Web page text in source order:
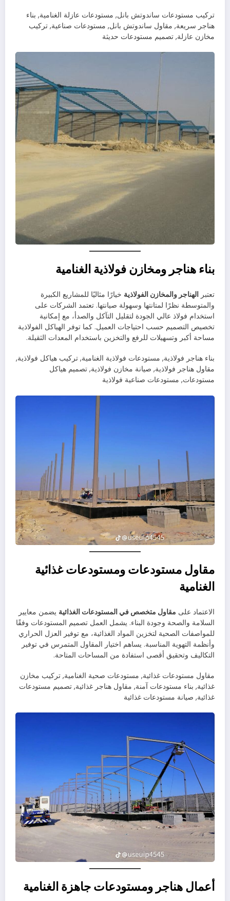
تركيب مستودعات ساندوتش بانل, مستودعات عازلة الغنامية, بناء
هناجر سريعة, مقاول ساندوتش بانل, مستودعات صناعية, تركيب
مخازن عازلة, تصميم مستودعات حديثة
بناء هناجر ومخازن فولاذية الغنامية
تعتبر الهناجر والمخازن الفولاذية خيارًا مثاليًا للمشاريع الكبيرة
والمتوسطة نظرًا لمتانتها وسهولة صيانتها. تعتمد الشركات على
استخدام فولاذ عالي الجودة لتقليل التآكل والصدأ، مع إمكانية
تخصيص التصميم حسب احتياجات العميل. كما توفر الهياكل الفولاذية
مساحة أكبر وتسهيلات للرفع والتخزين باستخدام المعدات الثقيلة.
بناء هناجر فولاذية, مستودعات فولاذية الغنامية, تركيب هياكل فولاذية,
مقاول هناجر فولاذية, صيانة مخازن فولاذية, تصميم هياكل
مستودعات, مستودعات صناعية فولاذية
مقاول مستودعات ومستودعات غذائية
الغنامية
الاعتماد على مقاول متخصص في المستودعات الغذائية يضمن معايير
السلامة والصحة وجودة البناء. يشمل العمل تصميم المستودعات وفقًا
للمواصفات الصحية لتخزين المواد الغذائية، مع توفير العزل الحراري
وأنظمة التهوية المناسبة. يساهم اختيار المقاول المتمرس في توفير
التكاليف وتحقيق أقصى استفادة من المساحات المتاحة.
مقاول مستودعات غذائية, مستودعات صحية الغنامية, تركيب مخازن
غذائية, بناء مستودعات آمنة, مقاول هناجر غذائية, تصميم مستودعات
غذائية, صيانة مستودعات غذائية
أعمال هناجر ومستودعات جاهزة الغنامية